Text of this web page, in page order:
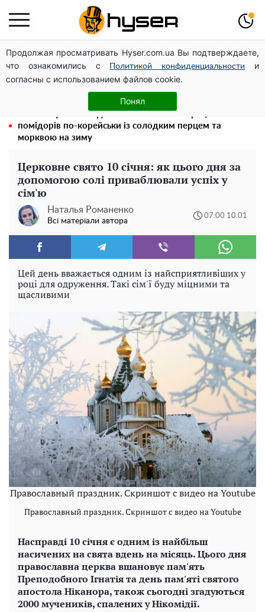
Продолжая просматривать Hyser.com.ua Вы подтверждаете,
что ознакомились с
Политикой конфиденциальности
и
согласны с использованием файлов cookie.
Понял
Новий притулок для осколків ОПЗЖ: як "Партія миру"
Новинського знову з'явилася в інформаційному полі
Тому й виглядає так молодо: 5 простих та улюблених
страв Алли Пугачової, про які ви достеменно не знали
помідорів по-корейськи із солодким перцем та
морквою на зиму
Церковне свято 10 січня: як цього дня за
допомогою солі приваблювали успіх у
сім'ю
Наталья Романенко
Всі матеріали автора
07:00 10.01
Цей день вважається одним із найсприятливіших у
році для одруження. Такі сім'ї буду міцними та
щасливими
Православный праздник. Скриншот с видео на Youtube
Православный праздник. Скриншот с видео на Youtube
Насправді 10 січня є одним із найбільш
насичених на свята вдень на місяць. Цього дня
православна церква вшановує пам'ять
Преподобного Ігнатія та день пам'яті святого
апостола Ніканора, також сьогодні згадуються
2000 мучеників, спалених у Нікомідії.